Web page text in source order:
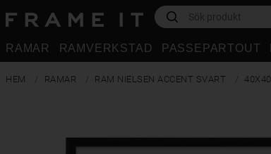
RAMAR RAMVERKSTAD PASSEPARTOUT
HEM RAMAR RAM NIELSEN ACCENT SVART 40X40